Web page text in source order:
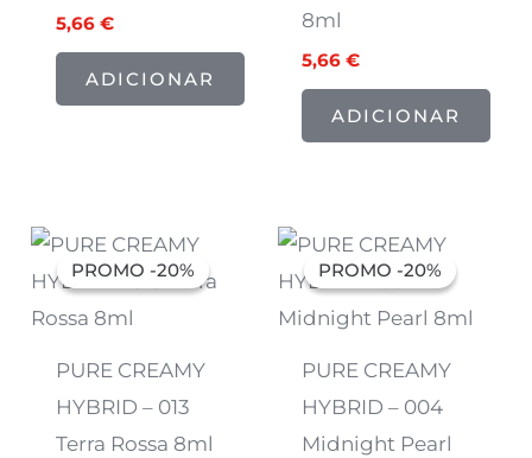
5,66 €
ADICIONAR
8ml
5,66€
ADICIONAR
PROMO -20%
PROMO -20%
PURE CREAMY
HYBRID – 013
Terra Rossa 8ml
O
preço
original
7,07 €.
O
preço
atual
5,66 €.
PROMO -20%
PROMO -20%
PURE CREAMY
HYBRID – 004
Midnight Pearl
O
preço
original
7,07 €.
O
preço
atual
5,66 €.